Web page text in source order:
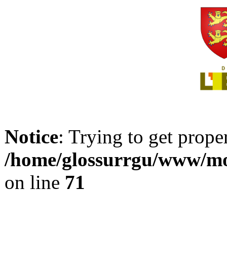
Notice: Trying to get
/home/glossurrgu/www/
on line 71